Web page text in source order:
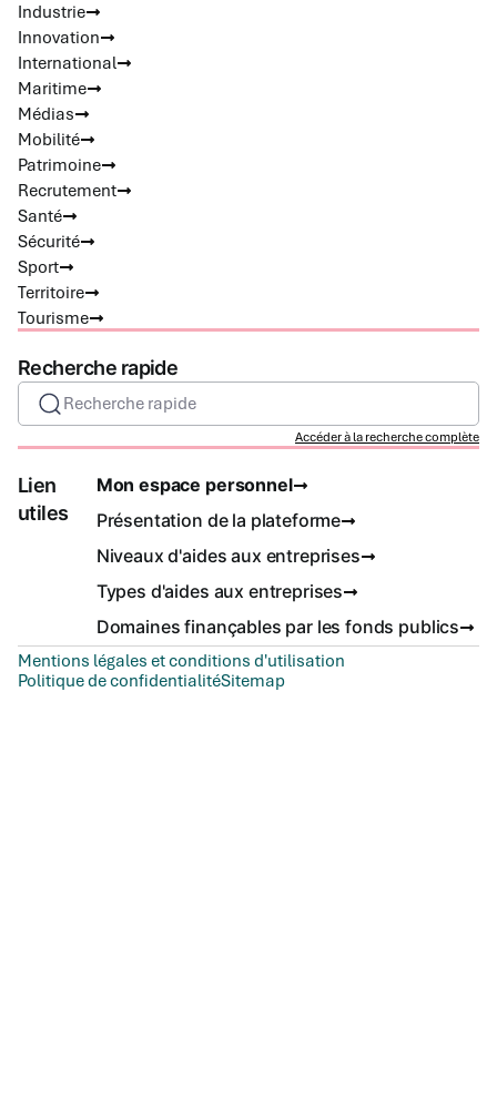
Industrie
Innovation
International
Maritime
Médias
Mobilité
Patrimoine
Recrutement
Santé
Sécurité
Sport
Territoire
Tourisme
Recherche rapide
Recherche rapide
Accéder à la recherche complète
Lien
utiles
Mon espace personnel
Présentation de la plateforme
Niveaux d'aides aux entreprises
Types d'aides aux entreprises
Domaines finançables par les fonds publics
Mentions légales et conditions d'utilisation
Politique de confidentialitéSitemap